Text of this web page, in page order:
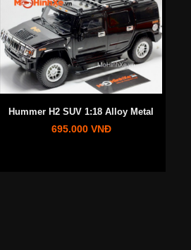
Hummer H2 SUV 1:18 Alloy Metal
695.000 VNĐ